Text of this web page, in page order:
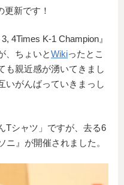
新です！
4Times K-1 Champion』
、ちょいとWikiったとこ
も親近感が湧いてきまし
いがんばっていきまっし
Tシャツ」ですが、去る6
ニ』が開催されました。